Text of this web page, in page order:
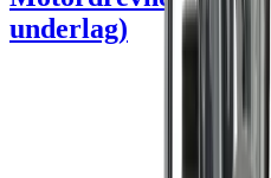
underlag)